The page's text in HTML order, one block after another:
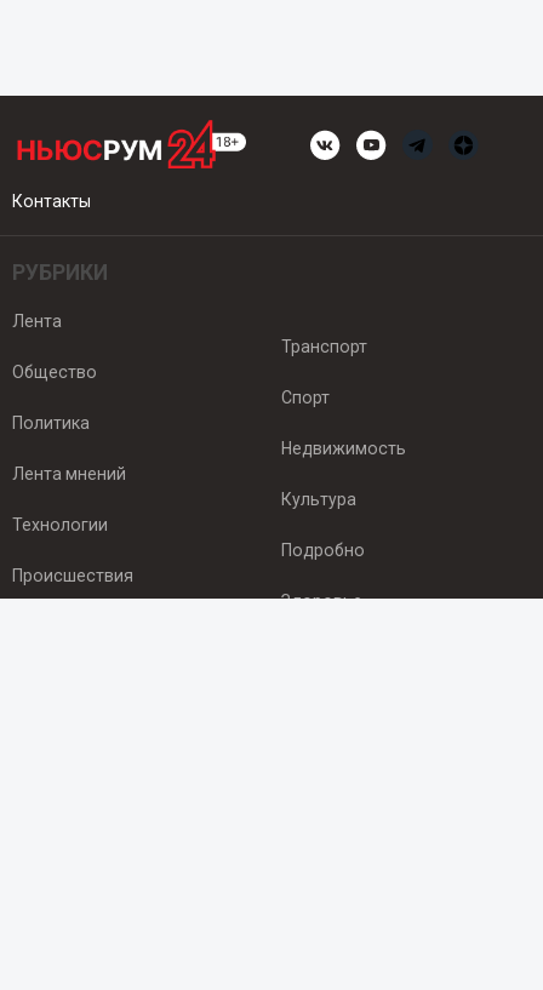
Контакты
РУБРИКИ
Лента
Общество
Политика
Лента мнений
Технологии
Происшествия
Транспорт
Спорт
Недвижимость
Культура
Подробно
Здоровье